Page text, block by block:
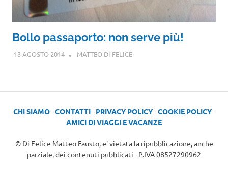
Bollo passaporto: non serve più!
13 AGOSTO 2014 MATTEO DI FELICE
CHI SIAMO-CONTATTI- PRIVACY POLICY-COOKIE POLICY-
AMICI DI VIAGGI E VACANZE
© Di Felice Matteo Fausto, e' vietata la ripubblicazione, anche
parziale, dei contenuti pubblicati - P.IVA 08527290962